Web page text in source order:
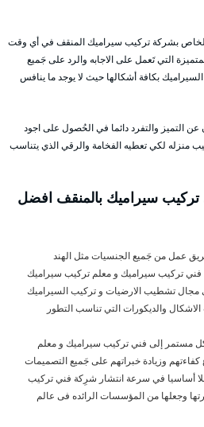
بشركة تركيب سيراميك المنقف في أي وقت
التي تَعمل على الاجابه والرد على جَميع
بكافة أشكالها حيث لا يوجد ما ينافس
عن التميز والتفرد دائما في الحُصول على اجود
منزله لكي تعطيه الفخامة والرقي الذي يتناسب
سيراميك بالمنقف افضل
عمل من جَميع الجنسيات مثل الهند
فني تركيب سيراميك و معلم تركيب سيراميك
مجال تشطيب الارضيات و تركيب السيراميك
الاشكال والديكورات التي تناسب التطور
مستمر إلى فني تركيب سيراميك و معلم
وزيادة خبراتهم على جَميع التصميمات
أساسيا في سرعة انتشار شرِكة فني تركيب
وجعلها من المؤسسات الرائده فى عالم